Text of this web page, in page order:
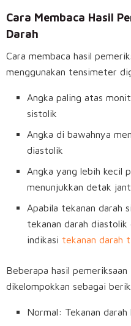
Cara Membaca Hasil
Darah
Cara membaca hasil
menggunakan tensimeter
Angka paling atas
sistolik
Angka di bawahnya
diastolik
Angka yang lebih kecil
menunjukkan detak
Apabila tekanan darah
tekanan darah
indikasi tekanan darah
Beberapa hasil
dikelompokkan sebagai
Normal: Tekanan